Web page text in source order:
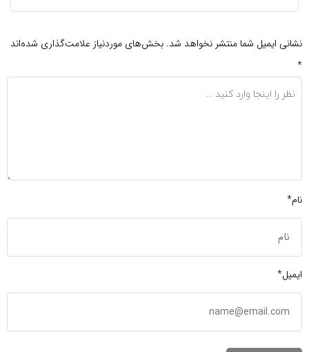
نشانی ایمیل شما منتشر نخواهد شد. بخش‌های موردنیاز علامت‌گذاری شده‌اند
*
نام*
ایمیل*